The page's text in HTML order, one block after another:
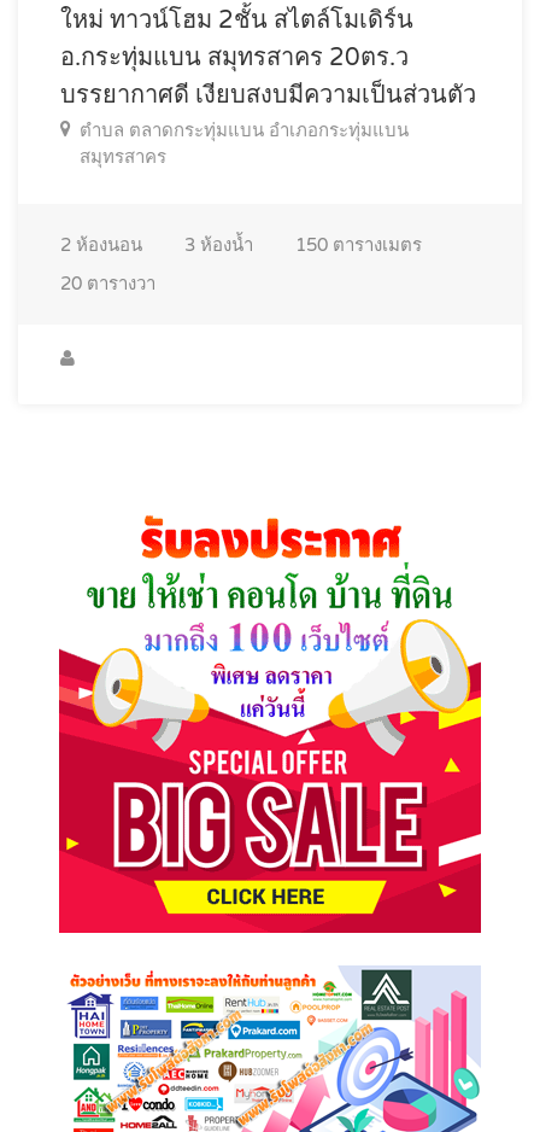
ใหม่ ทาวน์โฮม 2ชั้น สไตล์โมเดิร์น
อ.กระทุ่มแบน สมุทรสาคร 20ตร.ว
บรรยากาศดี เงียบสงบมีความเป็นส่วนตัว
ตำบล ตลาดกระทุ่มแบน อำเภอกระทุ่มแบน
สมุทรสาคร
2 ห้องนอน 3 ห้องน้ำ 150 ตารางเมตร
20 ตารางวา